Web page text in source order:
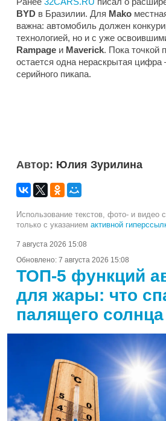
BYD в Бразилии. Для Mako
важна: автомобиль должен
технологией, но и с уже
Rampage и Maverick. Пока точкой
остается одна нераскрытая
серийного пикапа.
Автор: Юлия Зурилина
Использование текстов, фото- и видео
только с указанием активной
7 августа 2026 15:08
Обновлено: 7 августа 2026 15:08
ТОП-5 функций
для жары: что
палящего солнца